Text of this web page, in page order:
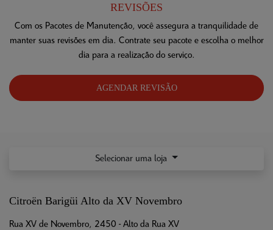
REVISÕES
Com os Pacotes de Manutenção, você assegura a tranquilidade de
manter suas revisões em dia. Contrate seu pacote e escolha o melhor
dia para a realização do serviço.
AGENDAR REVISÃO
Selecionar uma loja
Citroën Barigüi Alto da XV Novembro
Rua XV de Novembro, 2450 - Alto da Rua XV